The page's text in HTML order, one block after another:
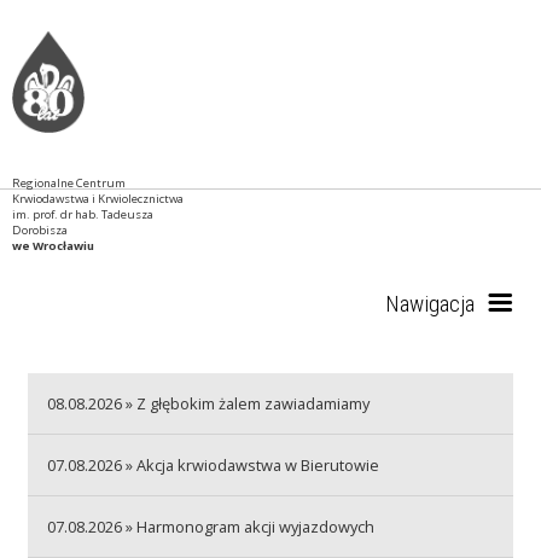
Regionalne Centrum
Krwiodawstwa i Krwiolecznictwa
im. prof. dr hab. Tadeusza
Dorobisza
we Wrocławiu
Nawigacja
08.08.2026 » Z głębokim żalem zawiadamiamy
07.08.2026 » Akcja krwiodawstwa w Bierutowie
07.08.2026 » Harmonogram akcji wyjazdowych